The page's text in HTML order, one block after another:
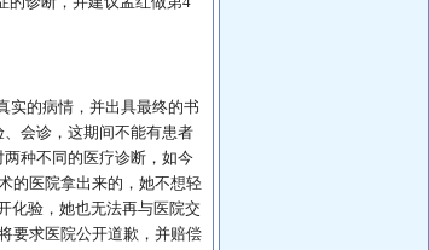
实的病情，并出具最终的书
会诊，这期间不能有患者
种不同的医疗诊断，如今
的医院拿出来的，她不想轻
化验，她也无法再与医院交
要求医院公开道歉，并赔偿